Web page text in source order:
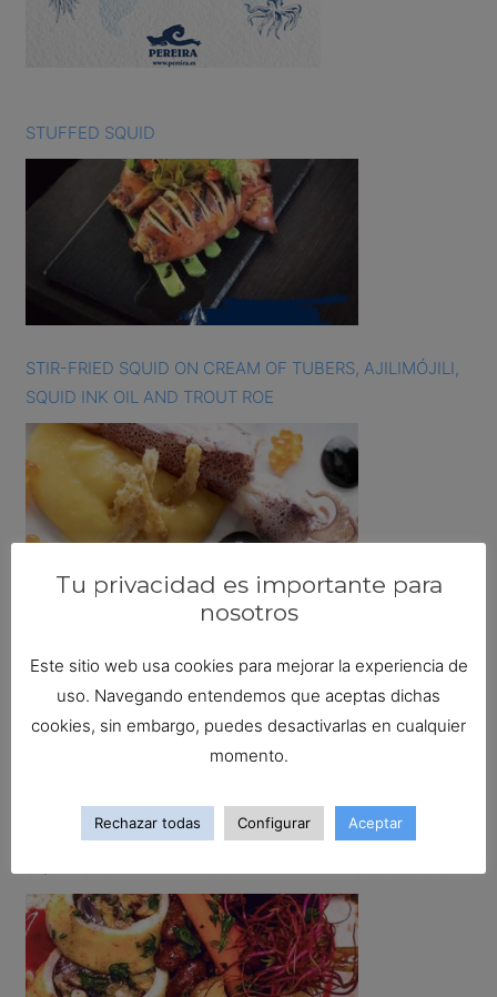
STUFFED SQUID
STIR-FRIED SQUID ON CREAM OF TUBERS, AJILIMÓJILI,
SQUID INK OIL AND TROUT ROE
Tu privacidad es importante para
nosotros
Este sitio web usa cookies para mejorar la experiencia de
uso. Navegando entendemos que aceptas dichas
cookies, sin embargo, puedes desactivarlas en cualquier
momento.
Rechazar todas Configurar Aceptar